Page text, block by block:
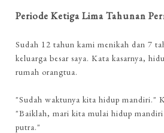
Periode Ketiga Lima Tahunan
Sudah 12 tahun kami menikah dan 7
keluarga besar saya. Kata kasarnya,
rumah orangtua.
"Sudah waktunya kita hidup mandiri."
"Baiklah, mari kita mulai hidup mandiri
putra."